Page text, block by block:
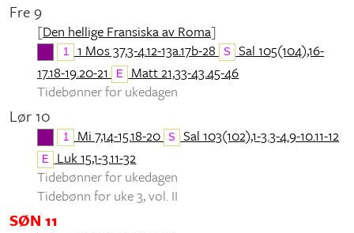
Fre 9
[Den hellige Fransiska av Roma]
1 1 Mos 37,3-4.12-13a.17b-28 S
Sal 105(104),16-
17.18-19.20-21
E
Matt 21,33-43.45-46
Tidebønner for ukedagen
Lør 10
1 Mi 7,14-15.18-20 S Sal 103(102),1-3.3-4.9-10.11-12
E
Luk 15,1-3.11-32
Tidebønner for ukedagen
Tidebønn for uke 3, vol. II
SØN 11